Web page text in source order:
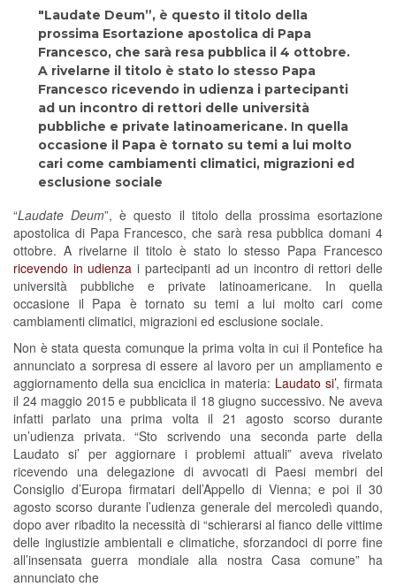
"Laudate Deum”, è questo il titolo della
prossima Esortazione apostolica di Papa
Francesco, che sarà resa pubblica il 4 ottobre.
A rivelarne il titolo è stato lo stesso Papa
Francesco ricevendo in udienza i partecipanti
ad un incontro di rettori delle università
pubbliche e private latinoamericane. In quella
occasione il Papa è tornato su temi a lui molto
cari come cambiamenti climatici, migrazioni ed
esclusione sociale
“Laudate Deum”, è questo il titolo della prossima esortazione
apostolica di Papa Francesco, che sarà resa pubblica domani 4
ottobre. A rivelarne il titolo è stato lo stesso Papa Francesco
ricevendo in udienza i partecipanti ad un incontro di rettori delle
università pubbliche e private latinoamericane. In quella
occasione il Papa è tornato su temi a lui molto cari come
cambiamenti climatici, migrazioni ed esclusione sociale.
Non è stata questa comunque la prima volta in cui il Pontefice ha
annunciato a sorpresa di essere al lavoro per un ampliamento e
aggiornamento della sua enciclica in materia: Laudato si’, firmata
il 24 maggio 2015 e pubblicata il 18 giugno successivo. Ne aveva
infatti parlato una prima volta il 21 agosto scorso durante
un’udienza privata. “Sto scrivendo una seconda parte della
Laudato si’ per aggiornare i problemi attuali” aveva rivelato
ricevendo una delegazione di avvocati di Paesi membri del
Consiglio d’Europa firmatari dell’Appello di Vienna; e poi il 30
agosto scorso durante l’udienza generale del mercoledì quando,
dopo aver ribadito la necessità di “schierarsi al fianco delle vittime
delle ingiustizie ambientali e climatiche, sforzandoci di porre fine
all’insensata guerra mondiale alla nostra Casa comune” ha
annunciato che